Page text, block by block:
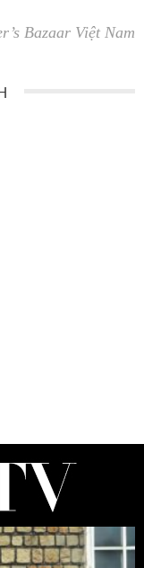
Bazaar Việt Nam